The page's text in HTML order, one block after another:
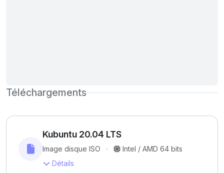
Téléchargements
Kubuntu 20.04 LTS
Image disque ISO
Intel / AMD 64 bits
Détails